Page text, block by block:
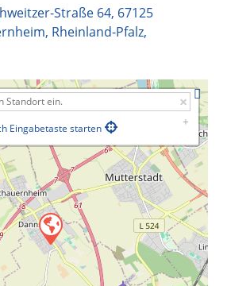
Straße 64, 67125
, Rheinland-Pfalz,
Eingabetaste starten